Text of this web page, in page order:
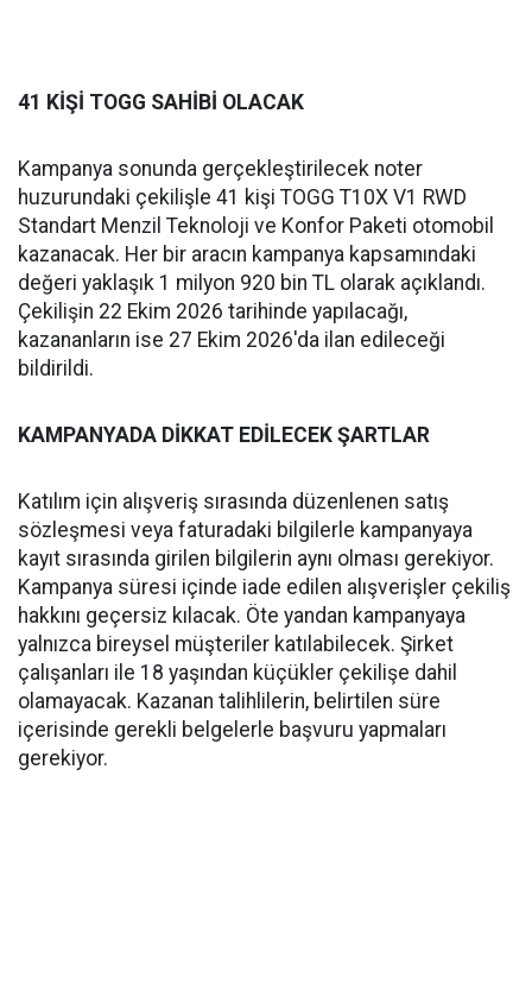
41 KİŞİ TOGG SAHİBİ OLACAK
Kampanya sonunda gerçekleştirilecek noter
huzurundaki çekilişle 41 kişi TOGG T10X V1 RWD
Standart Menzil Teknoloji ve Konfor Paketi otomobil
kazanacak. Her bir aracın kampanya kapsamındaki
değeri yaklaşık 1 milyon 920 bin TL olarak açıklandı.
Çekilişin 22 Ekim 2026 tarihinde yapılacağı,
kazananların ise 27 Ekim 2026'da ilan edileceği
bildirildi.
KAMPANYADA DİKKAT EDİLECEK ŞARTLAR
Katılım için alışveriş sırasında düzenlenen satış
sözleşmesi veya faturadaki bilgilerle kampanyaya
kayıt sırasında girilen bilgilerin aynı olması gerekiyor.
Kampanya süresi içinde iade edilen alışverişler çekiliş
hakkını geçersiz kılacak. Öte yandan kampanyaya
yalnızca bireysel müşteriler katılabilecek. Şirket
çalışanları ile 18 yaşından küçükler çekilişe dahil
olamayacak. Kazanan talihlilerin, belirtilen süre
içerisinde gerekli belgelerle başvuru yapmaları
gerekiyor.